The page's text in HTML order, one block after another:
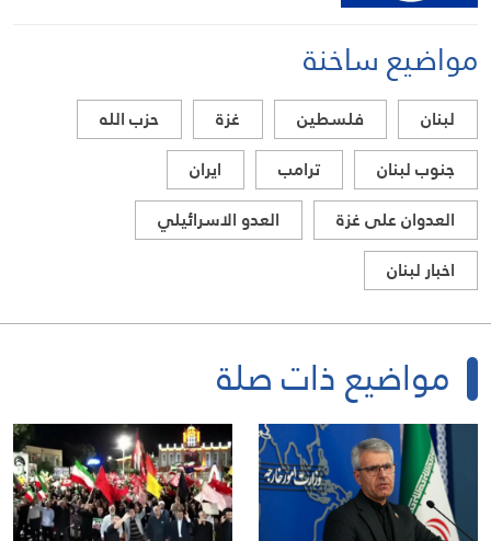
مواضيع ساخنة
لبنان فلسطين غزة
حزب الله
جنوب لبنان
ترامب
ايران
العدوان على غزة
العدو الاسرائيلي
اخبار لبنان
مواضيع ذات صلة